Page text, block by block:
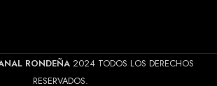
RONDEÑA 2024 TODOS LOS DERECHOS
RESERVADOS.